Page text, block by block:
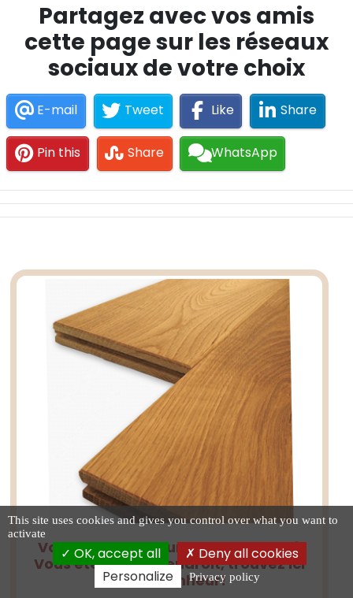
Partagez avec vos amis
cette page sur les réseaux
sociaux de votre choix
E-mail Tweet Like Share
Pin this Share WhatsApp
Vous recherchez un beau parquet?
Vous êtes au bon endroit, trouvez ici
votre bonheur!
This site uses cookies and gives you control over what you want to
activate
OK, accept all
Deny all cookies
Personalize
Privacy policy